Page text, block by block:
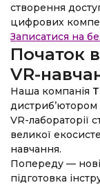
створення
цифрових
Записатися на
Початок
VR-
Наша компанія
дистриб’ютором
VR-лабораторії
великої
навчання.
Попереду — нові
підготовка